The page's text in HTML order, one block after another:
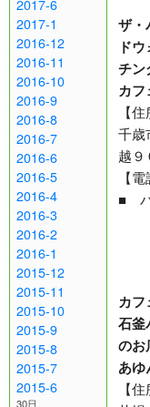
2017-6
2017-1
2016-12
2016-11
2016-10
2016-9
2016-8
2016-7
2016-6
2016-5
2016-4
2016-3
2016-2
2016-1
2015-12
2015-11
2015-10
2015-9
2015-8
2015-7
2015-6
30日
ザ・
ド
チ
カフ
【住
千歳
越９
【
■ パ
カフ
石釜
の
あゆ
【住